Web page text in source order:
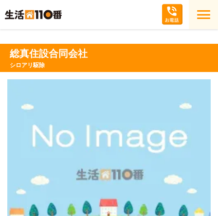
総真住設合同会社
シロアリ駆除